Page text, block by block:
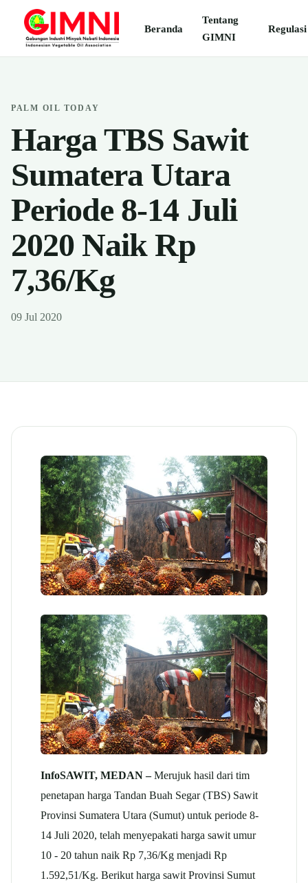
Beranda
Tentang
GIMNI
Regulasi
PALM OIL TODAY
Harga TBS Sawit
Sumatera Utara
Periode 8-14 Juli
2020 Naik Rp
7,36/Kg
09 Jul 2020
InfoSAWIT, MEDAN –Merujuk hasil dari tim
penetapan harga Tandan Buah Segar (TBS) Sawit
Provinsi Sumatera Utara (Sumut) untuk periode 8-
14 Juli 2020, telah menyepakati harga sawit umur
10 - 20 tahun naik Rp 7,36/Kg menjadi Rp
1.592,51/Kg. Berikut harga sawit Provinsi Sumut